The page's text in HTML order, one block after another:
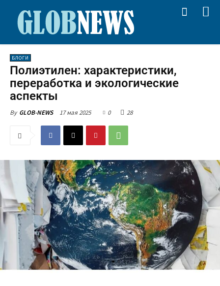
БЛОГИ
Полиэтилен: характеристики,
переработка и экологические
аспекты
By GLOB-NEWS 17 мая 2025 0 28